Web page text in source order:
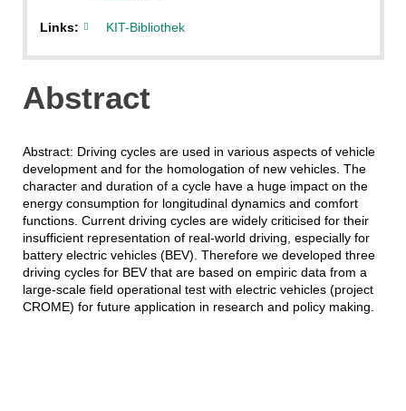
Links: KIT-Bibliothek
Abstract
Abstract: Driving cycles are used in various aspects of vehicle
development and for the homologation of new vehicles. The
character and duration of a cycle have a huge impact on the
energy consumption for longitudinal dynamics and comfort
functions. Current driving cycles are widely criticised for their
insufficient representation of real-world driving, especially for
battery electric vehicles (BEV). Therefore we developed three
driving cycles for BEV that are based on empiric data from a
large-scale field operational test with electric vehicles (project
CROME) for future application in research and policy making.